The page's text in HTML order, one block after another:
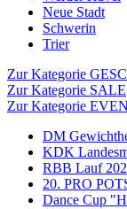
Neue Stadt
Schwerin
Trier
Zur Kategorie
Zur Kategorie SALE
Zur Kategorie
DM
KDK
RBB Lauf
20. PRO
Dance Cup